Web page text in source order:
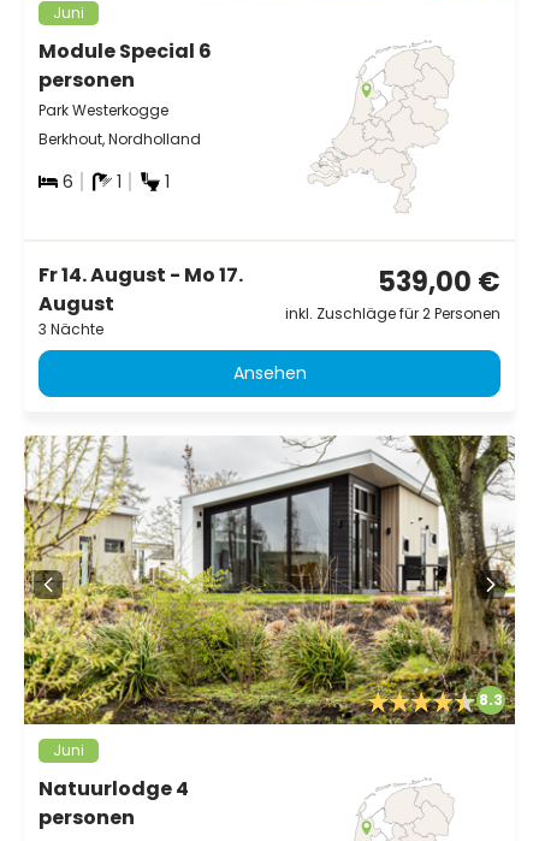
Juni
Module Special 6
personen
Park Westerkogge
Berkhout, Nordholland
6 1 1
Fr 14. August - Mo 17.
August
3 Nächte
539,00 €
inkl. Zuschläge für 2 Personen
Ansehen
8.3
Juni
Natuurlodge 4
personen